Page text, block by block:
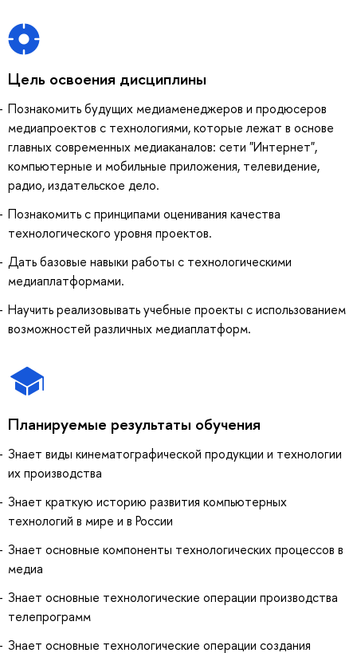
Цель освоения дисциплины
Познакомить будущих медиаменеджеров и продюсеров
медиапроектов с технологиями, которые лежат в основе
главных современных медиаканалов: сети "Интернет",
компьютерные и мобильные приложения, телевидение,
радио, издательское дело.
Познакомить с принципами оценивания качества
технологического уровня проектов.
Дать базовые навыки работы с технологическими
медиаплатформами.
Научить реализовывать учебные проекты с использованием
возможностей различных медиаплатформ.
Планируемые результаты обучения
Знает виды кинематографической продукции и технологии
их производства
Знает краткую историю развития компьютерных
технологий в мире и в России
Знает основные компоненты технологических процессов в
медиа
Знает основные технологические операции производства
телепрограмм
Знает основные технологические операции создания